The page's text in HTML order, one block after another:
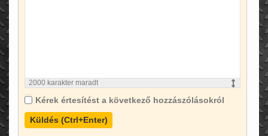
2000 karakter maradt
Kérek értesítést a következő hozzászólásokról
Küldés (Ctrl+Enter)